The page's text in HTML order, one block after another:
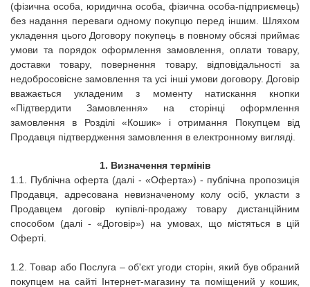
(фізична особа, юридична особа, фізична особа-підприємець)
без надання переваги одному покупцю перед іншим. Шляхом
укладення цього Договору покупець в повному обсязі приймає
умови та порядок оформлення замовлення, оплати товару,
доставки товару, повернення товару, відповідальності за
недобросовісне замовлення та усі інші умови договору. Договір
вважається укладеним з моменту натискання кнопки
«Підтвердити Замовлення» на сторінці оформлення
замовлення в Розділі «Кошик» і отримання Покупцем від
Продавця підтвердження замовлення в електронному вигляді.
1. Визначення термінів
1.1.
Публічна оферта (далі - «Оферта») - публічна пропозиція
Продавця, адресована невизначеному колу осіб, укласти з
Продавцем договір купівлі-продажу товару дистанційним
способом (далі - «Договір») на умовах, що містяться в цій
Оферті.
1.2. Товар або Послуга – об'єкт угоди сторін, який був обраний
покупцем на сайті Інтернет-магазину та поміщений у кошик,